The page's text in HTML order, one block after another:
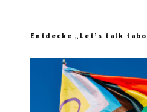
Entdecke „Let’s talk